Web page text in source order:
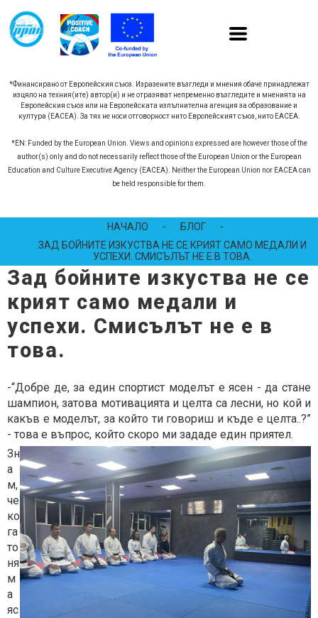
*Финансирано от Европейския съюз. Изразените възгледи и мнения обаче принадлежат
изцяло на техния(ите) автор(и) и не отразяват непременно възгледите и мненията на
Европейския съюз или на Европейската изпълнителна агенция за образование и
култура (EACEA). За тях не носи отговорност нито Европейският съюз, нито EACEA.
*EN: Funded by the European Union. Views and opinions expressed are however those of the
author(s) only and do not necessarily reflect those of the European Union or the European
Education and Culture Executive Agency (EACEA). Neither the European Union nor EACEA can
be held responsible for them.
НАЧАЛО - БЛОГ -
ЗАД БОЙНИТЕ ИЗКУСТВА НЕ СЕ КРИЯТ САМО МЕДАЛИ И
УСПЕХИ. СМИСЪЛЪТ НЕ Е В ТОВА.
Зад бойните изкуства не се
крият само медали и
успехи. Смисълът не е в
това.
-“Добре де, за един спортист моделът е ясен - да стане
шампион, затова мотивацията и целта са лесни, но кой и
какъв е моделът, за който ти говориш и къде е целта..?”
- това е въпрос, който скоро ми зададе един приятел.
Зн
а
м,
че
ко
га
то
ня
м
а
яс